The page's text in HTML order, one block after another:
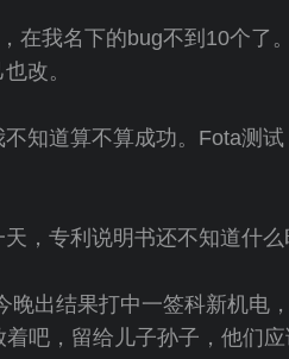
在我名下的bug不到10个了
改。
知道算不算成功。Fota测
，专利说明书还不知道什么
出结果打中一签科新机电
吧，留给儿子孙子，他们